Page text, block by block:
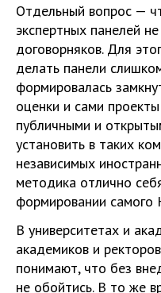
Отдельный вопрос —
экспертных панелей
договорняков. Для
делать панели
формировалась
оценки и сами
публичными и
установить в таких
независимых
методика отлично
формировании самого
В университетах и
академиков и
понимают, что без
не обойтись. В то же